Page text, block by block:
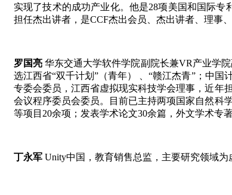
实现了技术的成功产业化。他是28项美国和国际
担任杰出讲者，是CCF杰出会员、杰出讲者、理事
罗国亮华东交通大学软件学院副院长兼VR产业学
选江西省“双千计划”（青年） 、“赣江杰青”；中
专委会委员，江西省虚拟现实科技学会理事，近年
会议程序委员会委员。目前已主持两项国家自然科
等项目20余项；发表学术论文30余篇，外文学术专
丁永军 Unity中国，教育销售总监，主要研究领域为